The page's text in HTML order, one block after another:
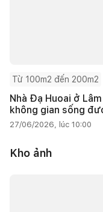
Từ 100m2 đến 200m2
Nhà Đạ Huoai ở
không gian sống
27/06/2026, lúc 10:00
Kho ảnh